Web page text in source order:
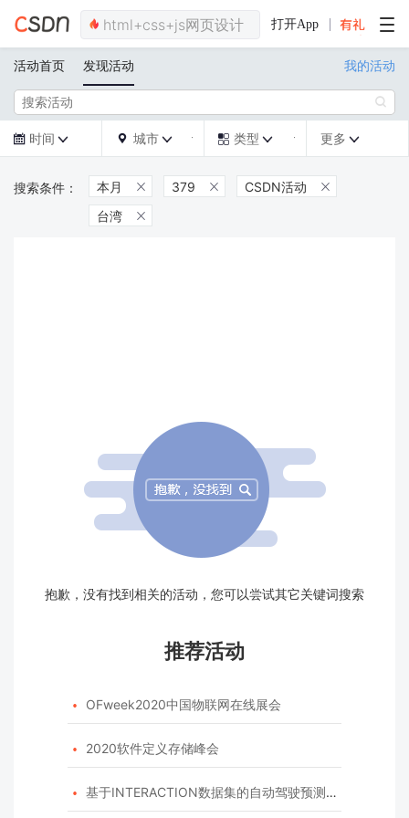
打开App
活动首页 发现活动 我的活动

 时间   城市   类型  更多 
本月  379  CSDN活动 
台湾 
抱歉，没有找到相关的活动，您可以尝试其它关键词搜索
推荐活动
 OFweek2020中国物联网在线展会
 2020软件定义存储峰会
 基于INTERACTION数据集的自动驾驶预测模型挑战赛